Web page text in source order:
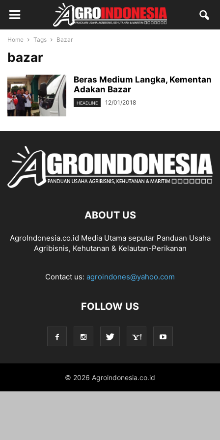
Home Tags Bazar
bazar
Beras Medium Langka, Kementan
Adakan Bazar
HEADLINE 12/01/2018
ABOUT US
AgroIndonesia.co.id Media Utama seputar Panduan Usaha
Agribisnis, Kehutanan & Kelautan-Perikanan
Contact us: agroindones@yahoo.com
FOLLOW US
© 2026 Agroindonesia.co.id